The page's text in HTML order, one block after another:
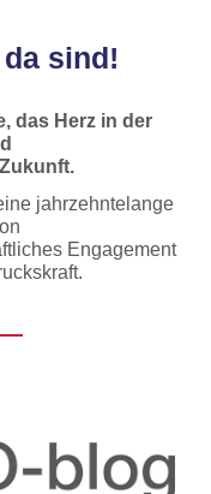
sind!
das Herz in der
jahrzehntelange
Engagement